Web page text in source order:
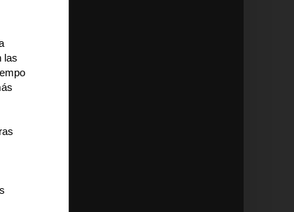
las